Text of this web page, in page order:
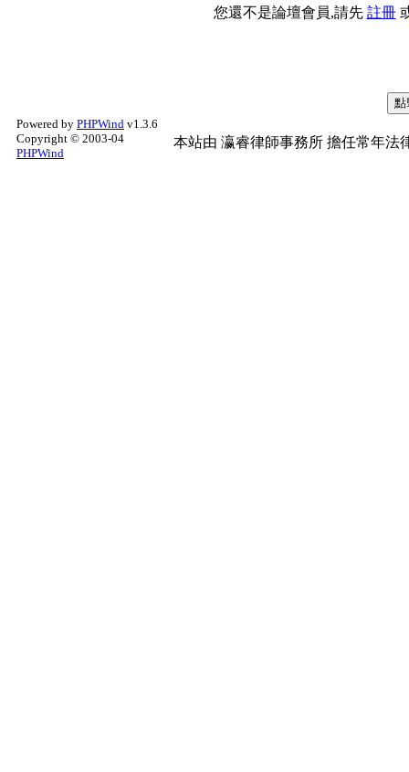
您還不是論壇會員,請先 註冊
Powered by PHPWind v1.3.6
Copyright © 2003-04
PHPWind
本站由 瀛睿律師事務所 擔任常年法